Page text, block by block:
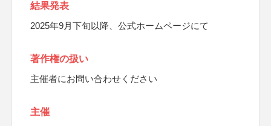
結果発表
2025年9月下旬以降、公式ホームページにて
著作権の扱い
主催者にお問い合わせください
主催